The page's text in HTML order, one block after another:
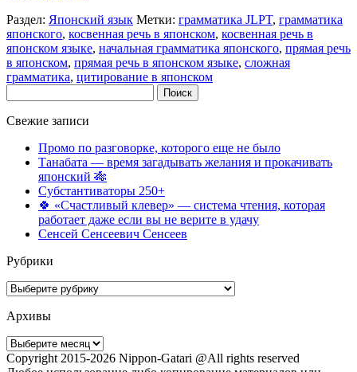
Раздел: Японский язык Метки: грамматика JLPT, грамматика
японского, косвенная речь в японском, косвенная речь в
японском языке, начальная грамматика японского, прямая речь
в японском, прямая речь в японском языке, сложная
грамматика, цитирование в японском
Свежие записи
Промо по разговорке, которого еще не было
Танабата — время загадывать желания и прокачивать
японский 🎋
Субстантиваторы 250+
🍀 «Счастливый клевер» — система чтения, которая
работает даже если вы не верите в удачу
Сенсей Сенсеевич Сенсеев
Рубрики
Рубрики
Архивы
Архивы
Copyright 2015-2026 Nippon-Gatari @All rights reserved